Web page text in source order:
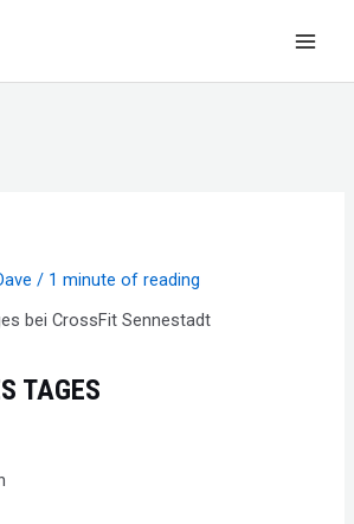
/ 1 minute of reading
TAGES